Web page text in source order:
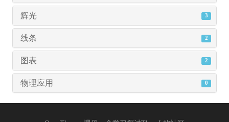
辉光 3
线条 2
图表 2
物理应用 0